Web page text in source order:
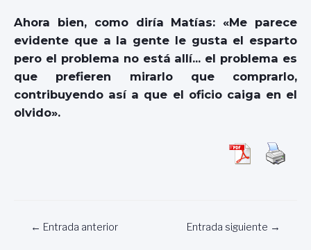
Ahora bien, como diría Matías: «Me parece
evidente que a la gente le gusta el esparto
pero el problema no está allí… el problema es
que prefieren mirarlo que comprarlo,
contribuyendo así a que el oficio caiga en el
olvido».
Navegación
← Entrada anterior Entrada siguiente →